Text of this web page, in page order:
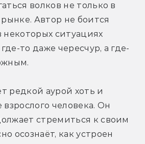
волков не только в
Автор не боится
некоторых ситуациях
то даже чересчур, а где-
редкой аурой хоть и
человека. Он
стремиться к своим
осознаёт, как устроен